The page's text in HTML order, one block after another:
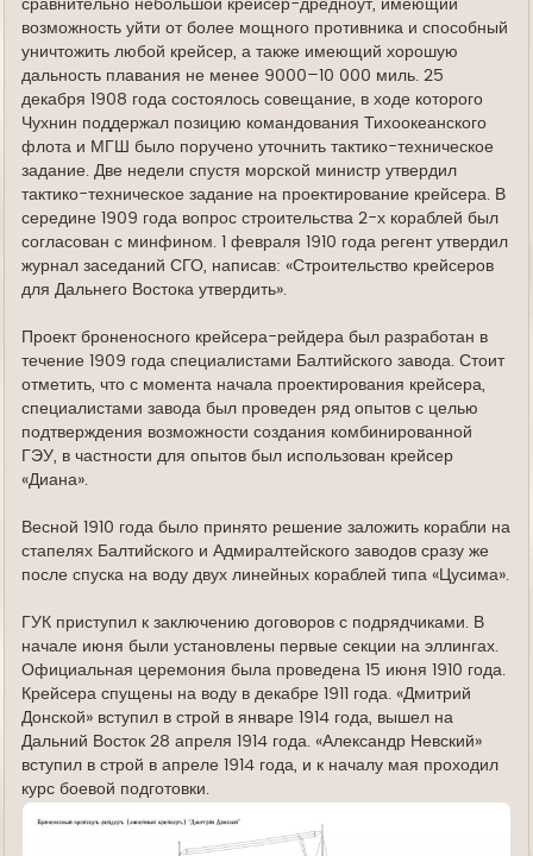
сравнительно небольшой крейсер-дредноут, имеющий
возможность уйти от более мощного противника и способный
уничтожить любой крейсер, а также имеющий хорошую
дальность плавания не менее 9000–10 000 миль. 25
декабря 1908 года состоялось совещание, в ходе которого
Чухнин поддержал позицию командования Тихоокеанского
флота и МГШ было поручено уточнить тактико-техническое
задание. Две недели спустя морской министр утвердил
тактико-техническое задание на проектирование крейсера. В
середине 1909 года вопрос строительства 2-х кораблей был
согласован с минфином. 1 февраля 1910 года регент утвердил
журнал заседаний СГО, написав: «Строительство крейсеров
для Дальнего Востока утвердить».
Проект броненосного крейсера-рейдера был разработан в
течение 1909 года специалистами Балтийского завода. Стоит
отметить, что с момента начала проектирования крейсера,
специалистами завода был проведен ряд опытов с целью
подтверждения возможности создания комбинированной
ГЭУ, в частности для опытов был использован крейсер
«Диана».
Весной 1910 года было принято решение заложить корабли на
стапелях Балтийского и Адмиралтейского заводов сразу же
после спуска на воду двух линейных кораблей типа «Цусима».
ГУК приступил к заключению договоров с подрядчиками. В
начале июня были установлены первые секции на эллингах.
Официальная церемония была проведена 15 июня 1910 года.
Крейсера спущены на воду в декабре 1911 года. «Дмитрий
Донской» вступил в строй в январе 1914 года, вышел на
Дальний Восток 28 апреля 1914 года. «Александр Невский»
вступил в строй в апреле 1914 года, и к началу мая проходил
курс боевой подготовки.